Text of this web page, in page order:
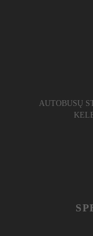
AUTOBUSŲ